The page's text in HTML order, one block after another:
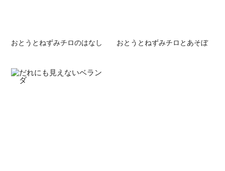
おとうとねずみチロのはなし おとうとねずみチロとあそぼ